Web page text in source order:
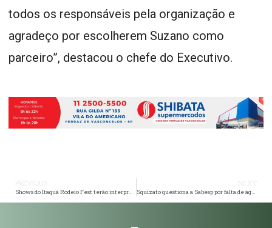
todos os responsáveis pela organização e
agradeço por escolherem Suzano como
parceiro”, destacou o chefe do Executivo.
Shows do Itaquá Rodeio Fest terão interpretação simultânea de Libras Squizato questiona a Sabesp por falta de água potável e de rede de esgoto no Jardim Cambiri